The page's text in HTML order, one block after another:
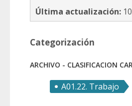
Última actualización:
Categorización
ARCHIVO - CLASIFICACION
A01.22. Trabajo